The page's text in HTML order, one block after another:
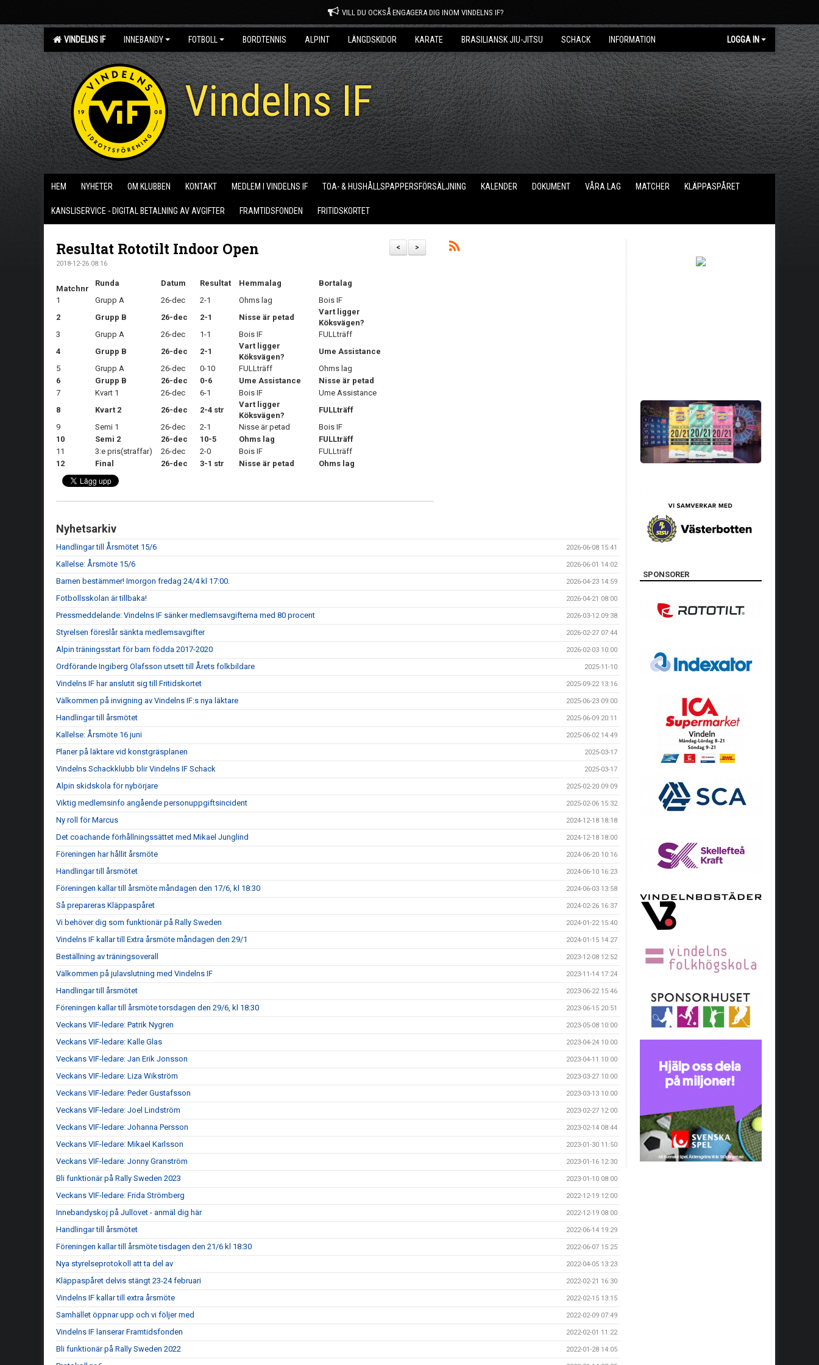
VILL DU OCKSÅ ENGAGERA DIG INOM VINDELNS IF?
VINDELNS IF INNEBANDY FOTBOLL BORDTENNIS ALPINT LÄNGDSKIDOR KARATE BRASILIANSK JIU-JITSU SCHACK INFORMATION LOGGA IN
Vindelns IF
HEM NYHETER OM KLUBBEN KONTAKT MEDLEM I VINDELNS IF TOA- & HUSHÅLLSPAPPERSFÖRSÄLJNING KALENDER DOKUMENT VÅRA LAG MATCHER KLÄPPASPÅRET
KANSLISERVICE - DIGITAL BETALNING AV AVGIFTER FRAMTIDSFONDEN FRITIDSKORTET
>
<
Resultat Rototilt Indoor Open
2018-12-26 08:16
Matchnr
Runda Datum Resultat Hemmalag
Bortalag
1
Grupp A 26-dec 2-1 Ohms lag
Bois IF
2
Grupp B 26-dec 2-1 Nisse är petad
Vart ligger
Köksvägen?
3
Grupp A 26-dec 1-1 Bois IF
FULLträff
4
Grupp B 26-dec 2-1
Vart ligger
Köksvägen?
Ume Assistance
5
Grupp A 26-dec 0-10 FULLträff
Ohms lag
6
Grupp B 26-dec 0-6 Ume Assistance
Nisse är petad
7
Kvart 1 26-dec 6-1 Bois IF
Ume Assistance
8
Kvart 2 26-dec 2-4 str
Vart ligger
Köksvägen?
FULLträff
9
Semi 1 26-dec 2-1 Nisse är petad
Bois IF
10
Semi 2 26-dec 10-5 Ohms lag
FULLträff
11
3:e pris(straffar) 26-dec 2-0 Bois IF
FULLträff
12
Final 26-dec 3-1 str Nisse är petad Ohms lag
Nyhetsarkiv
Handlingar till Årsmötet 15/6 2026-06-08 15:41
Kallelse: Årsmöte 15/6 2026-06-01 14:02
Barnen bestämmer! Imorgon fredag 24/4 kl 17:00. 2026-04-23 14:59
Fotbollsskolan är tillbaka! 2026-04-21 08:00
Pressmeddelande: Vindelns IF sänker medlemsavgifterna med 80 procent 2026-03-12 09:38
Styrelsen föreslår sänkta medlemsavgifter 2026-02-27 07:44
Alpin träningsstart för barn födda 2017-2020 2026-02-03 10:00
Ordförande Ingiberg Olafsson utsett till Årets folkbildare 2025-11-10
Vindelns IF har anslutit sig till Fritidskortet 2025-09-22 13:16
Välkommen på invigning av Vindelns IF:s nya läktare 2025-06-23 09:00
Handlingar till årsmötet 2025-06-09 20:11
Kallelse: Årsmöte 16 juni 2025-06-02 14:49
Planer på läktare vid konstgräsplanen 2025-03-17
Vindelns Schackklubb blir Vindelns IF Schack 2025-03-17
Alpin skidskola för nybörjare 2025-02-20 09:09
Viktig medlemsinfo angående personuppgiftsincident 2025-02-06 15:32
Ny roll för Marcus 2024-12-18 18:18
Det coachande förhållningssättet med Mikael Junglind 2024-12-18 18:00
Föreningen har hållit årsmöte 2024-06-20 10:16
Handlingar till årsmötet 2024-06-10 16:23
Föreningen kallar till årsmöte måndagen den 17/6, kl 18:30 2024-06-03 13:58
Så prepareras Kläppaspåret 2024-02-26 16:37
Vi behöver dig som funktionär på Rally Sweden 2024-01-22 15:40
Vindelns IF kallar till Extra årsmöte måndagen den 29/1 2024-01-15 14:27
Beställning av träningsoverall 2023-12-08 12:52
Välkommen på julavslutning med Vindelns IF 2023-11-14 17:24
Handlingar till årsmötet 2023-06-22 15:46
Föreningen kallar till årsmöte torsdagen den 29/6, kl 18:30 2023-06-15 20:51
Veckans VIF-ledare: Patrik Nygren 2023-05-08 10:00
Veckans VIF-ledare: Kalle Glas 2023-04-24 10:00
Veckans VIF-ledare: Jan Erik Jonsson 2023-04-11 10:00
Veckans VIF-ledare: Liza Wikström 2023-03-27 10:00
Veckans VIF-ledare: Peder Gustafsson 2023-03-13 10:00
Veckans VIF-ledare: Joel Lindström 2023-02-27 12:00
Veckans VIF-ledare: Johanna Persson 2023-02-14 08:44
Veckans VIF-ledare: Mikael Karlsson 2023-01-30 11:50
Veckans VIF-ledare: Jonny Granström 2023-01-16 12:30
Bli funktionär på Rally Sweden 2023 2023-01-10 08:00
Veckans VIF-ledare: Frida Strömberg 2022-12-19 12:00
Innebandyskoj på Jullovet - anmäl dig här 2022-12-19 08:00
Handlingar till årsmötet 2022-06-14 19:29
Föreningen kallar till årsmöte tisdagen den 21/6 kl 18:30 2022-06-07 15:25
Nya styrelseprotokoll att ta del av 2022-04-05 13:23
Kläppaspåret delvis stängt 23-24 februari 2022-02-21 16:30
Vindelns IF kallar till extra årsmöte 2022-02-15 13:15
Samhället öppnar upp och vi följer med 2022-02-09 07:49
Vindelns IF lanserar Framtidsfonden 2022-02-01 11:22
Bli funktionär på Rally Sweden 2022 2022-01-28 14:05
SPONSORER